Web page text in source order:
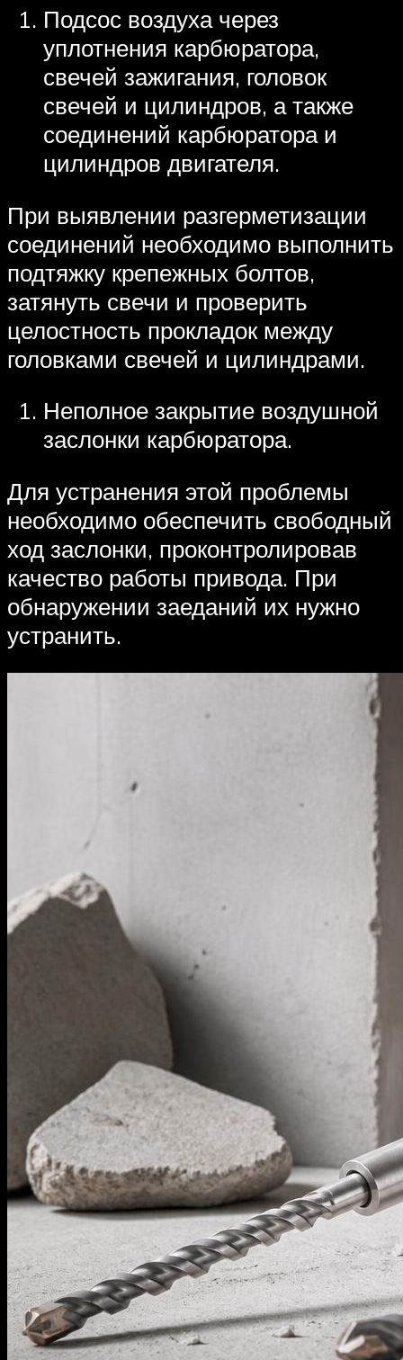
Подсос воздуха через
уплотнения карбюратора,
свечей зажигания, головок
свечей и цилиндров, а также
соединений карбюратора и
цилиндров двигателя.
При выявлении разгерметизации
соединений необходимо выполнить
подтяжку крепежных болтов,
затянуть свечи и проверить
целостность прокладок между
головками свечей и цилиндрами.
Неполное закрытие воздушной
заслонки карбюратора.
Для устранения этой проблемы
необходимо обеспечить свободный
ход заслонки, проконтролировав
качество работы привода. При
обнаружении заеданий их нужно
устранить.